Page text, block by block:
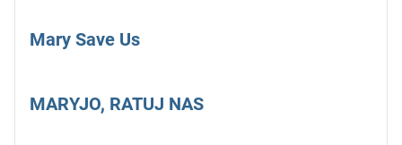
Mary Save Us
MARYJO, RATUJ NAS